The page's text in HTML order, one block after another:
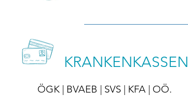
KRANKENKASSEN
ÖGK | BVAEB | SVS | KFA | OÖ.